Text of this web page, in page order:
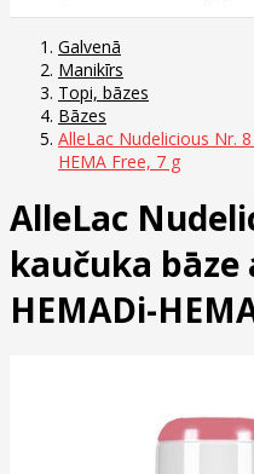
Galvenā
Manikīrs
Topi, bāzes
Bāzes
AlleLac Nudelicious Nr.
HEMA Free, 7 g
AlleLac
kaučuka bāze
HEMADi-